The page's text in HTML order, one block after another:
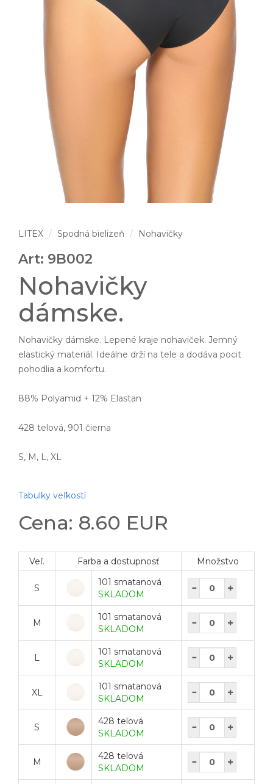
LITEX Spodná bielizeň Nohavičky
Art: 9B002
Nohavičky
dámske.
Nohavičky dámske. Lepené kraje nohaviček. Jemný
elastický materiál. Ideálne drží na tele a dodáva pocit
pohodlia a komfortu.
88% Polyamid + 12% Elastan
428 telová, 901 čierna
S, M, L, XL
Tabulky veľkostí
Cena: 8.60 EUR
Veľ. Farba a dostupnosť Množstvo
S
101 smatanová
SKLADOM
M
101 smatanová
SKLADOM
L
101 smatanová
SKLADOM
XL
101 smatanová
SKLADOM
S
428 telová
SKLADOM
M
428 telová
SKLADOM